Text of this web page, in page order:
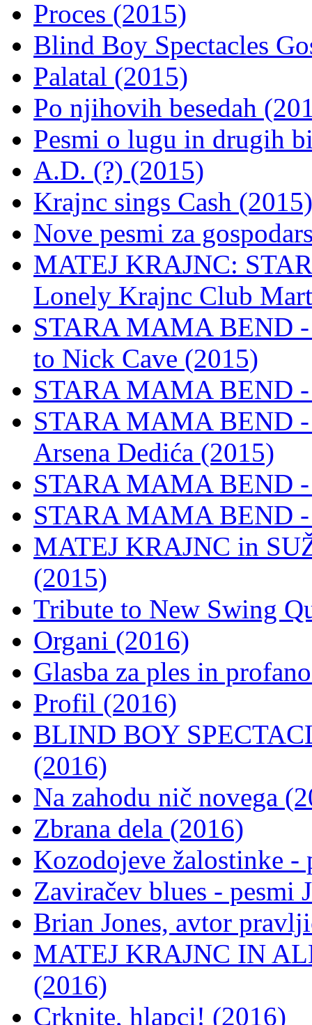
Proces (2015)
Blind Boy Spectacles
Palatal (2015)
Po njihovih besedah
Pesmi o lugu in drugih
A.D. (?) (2015)
Krajnc sings Cash (2015)
Nove pesmi za
MATEJ KRAJNC:
Lonely Krajnc Club
STARA MAMA BEND
to Nick Cave (2015)
STARA MAMA BEND
STARA MAMA BEND -
Arsena Dedića (2015)
STARA MAMA BEND
STARA MAMA BEND
MATEJ KRAJNC in
(2015)
Tribute to New Swing
Organi (2016)
Glasba za ples in
Profil (2016)
BLIND BOY
(2016)
Na zahodu nič novega
Zbrana dela (2016)
Kozodojeve žalostinke -
Zaviračev blues - pesmi
Brian Jones, avtor
MATEJ KRAJNC IN
(2016)
Crknite, hlapci! (2016)